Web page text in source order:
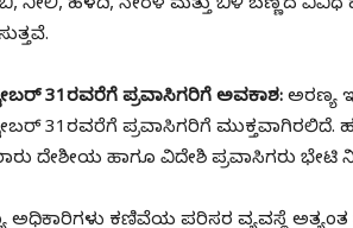
ನೀಲಿ, ಹಳದಿ, ನೇರಳೆ ಮತ್ತು ಬಿಳಿ ಬಣ್ಣದ
31ರವರೆಗೆ ಪ್ರವಾಸಿಗರಿಗೆ ಅವಕಾಶ: ಅರಣ್ಯ
31ರವರೆಗೆ ಪ್ರವಾಸಿಗರಿಗೆ
ದೇಶೀಯ ಹಾಗೂ ವಿದೇಶಿ ಪ್ರವಾಸಿಗರು ಭೇಟಿ
ಅಧಿಕಾರಿಗಳು ಕಣಿವೆಯ ಪರಿಸರ ವ್ಯವಸ್ಥೆ ಅತ್ಯಂತ